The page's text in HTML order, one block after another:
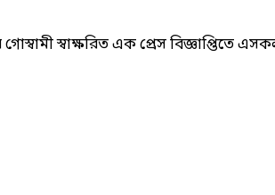
স্বাক্ষরিত এক প্রেস বিজ্ঞাপ্তিতে